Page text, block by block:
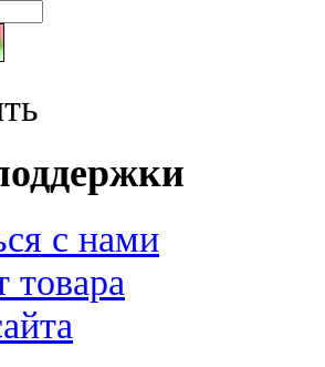
с нами
товара